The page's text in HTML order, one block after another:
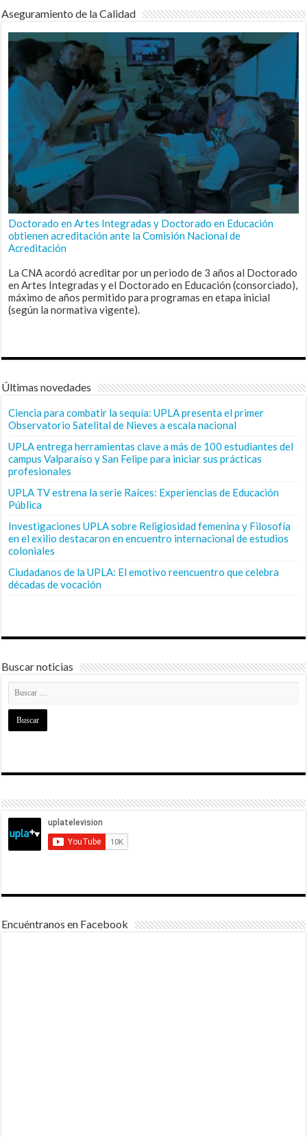
Aseguramiento de la Calidad
Doctorado en Artes Integradas y Doctorado en Educación
obtienen acreditación ante la Comisión Nacional de
Acreditación
La CNA acordó acreditar por un periodo de 3 años al Doctorado
en Artes Integradas y el Doctorado en Educación (consorciado),
máximo de años permitido para programas en etapa inicial
(según la normativa vigente).
Últimas novedades
Ciencia para combatir la sequía: UPLA presenta el primer
Observatorio Satelital de Nieves a escala nacional
UPLA entrega herramientas clave a más de 100 estudiantes del
campus Valparaíso y San Felipe para iniciar sus prácticas
profesionales
UPLA TV estrena la serie Raíces: Experiencias de Educación
Pública
Investigaciones UPLA sobre Religiosidad femenina y Filosofía
en el exilio destacaron en encuentro internacional de estudios
coloniales
Ciudadanos de la UPLA: El emotivo reencuentro que celebra
décadas de vocación
Buscar noticias
Encuéntranos en Facebook